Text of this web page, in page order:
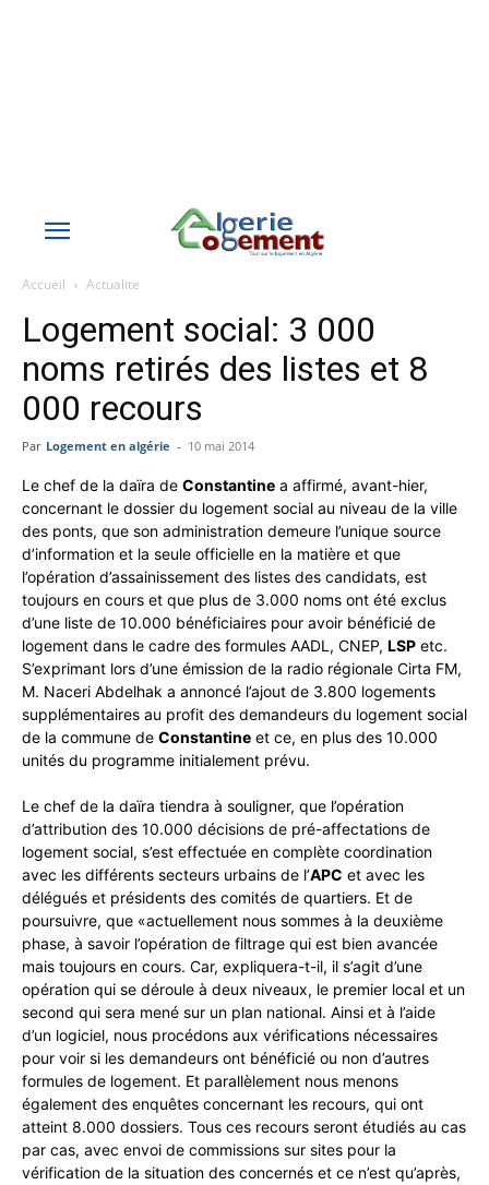
Accueil Actualite
Logement social: 3 000
noms retirés des listes et 8
000 recours
Par Logement en algérie - 10 mai 2014
Le chef de la daïra de Constantine a affirmé, avant-hier,
concernant le dossier du logement social au niveau de la ville
des ponts, que son administration demeure l’unique source
d’information et la seule officielle en la matière et que
l’opération d’assainissement des listes des candidats, est
toujours en cours et que plus de 3.000 noms ont été exclus
d’une liste de 10.000 bénéficiaires pour avoir bénéficié de
logement dans le cadre des formules AADL, CNEP, LSP etc.
S’exprimant lors d’une émission de la radio régionale Cirta FM,
M. Naceri Abdelhak a annoncé l’ajout de 3.800 logements
supplémentaires au profit des demandeurs du logement social
de la commune de Constantine et ce, en plus des 10.000
unités du programme initialement prévu.
Le chef de la daïra tiendra à souligner, que l’opération
d’attribution des 10.000 décisions de pré-affectations de
logement social, s’est effectuée en complète coordination
avec les différents secteurs urbains de l’APC et avec les
délégués et présidents des comités de quartiers. Et de
poursuivre, que «actuellement nous sommes à la deuxième
phase, à savoir l’opération de filtrage qui est bien avancée
mais toujours en cours. Car, expliquera-t-il, il s’agit d’une
opération qui se déroule à deux niveaux, le premier local et un
second qui sera mené sur un plan national. Ainsi et à l’aide
d’un logiciel, nous procédons aux vérifications nécessaires
pour voir si les demandeurs ont bénéficié ou non d’autres
formules de logement. Et parallèlement nous menons
également des enquêtes concernant les recours, qui ont
atteint 8.000 dossiers. Tous ces recours seront étudiés au cas
par cas, avec envoi de commissions sur sites pour la
vérification de la situation des concernés et ce n’est qu’après,